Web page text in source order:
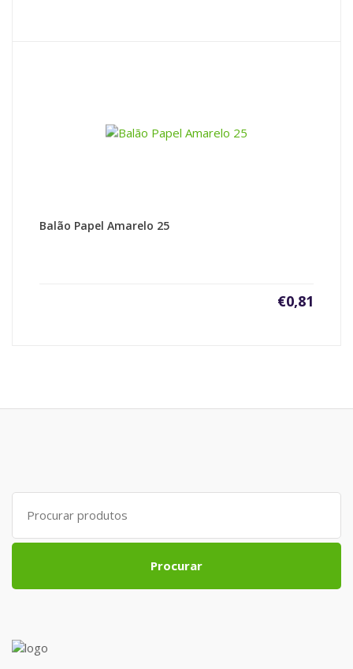
Balão Papel Amarelo 25
€0,81
Search
for:
Procurar